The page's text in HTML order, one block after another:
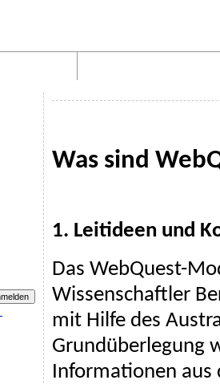
Was sind
1. Leitideen und
Das WebQuest-
Wissenschaftler
mit Hilfe des
Grundüberlegung
Informationen aus